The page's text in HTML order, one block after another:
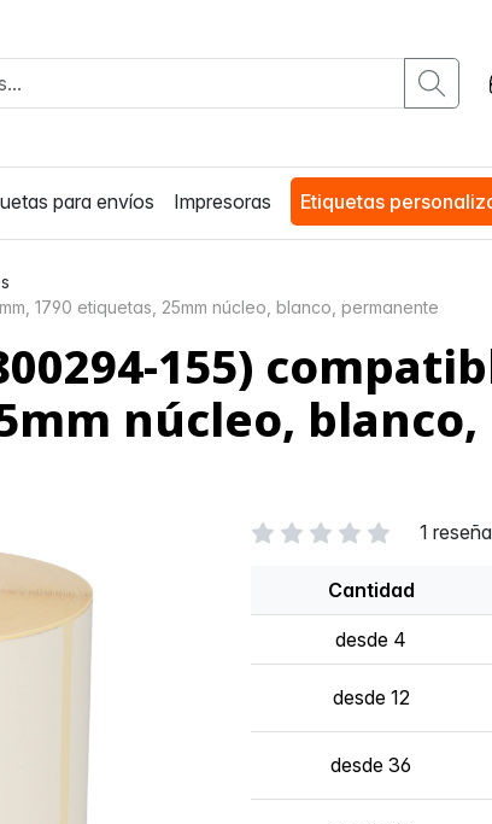
para envíos Impresoras Etiquetas
1790 etiquetas, 25mm núcleo, blanco, permanente
155)
núcleo,
1
Cantidad
desde 4
desde 12
desde 36